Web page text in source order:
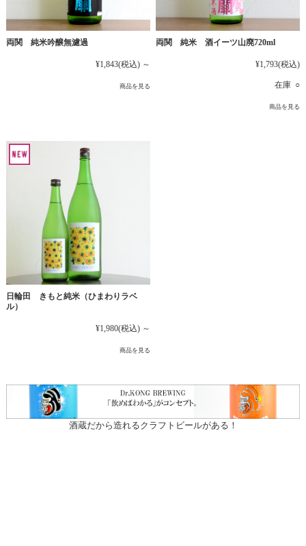
両関 純米吟醸無濾過
¥1,843(税込) ～
商品を見る
両関 純米 酒イーツ山廃720ml
¥1,793(税込)
在庫 ○
商品を見る
日輪田 きもと純米（ひまわりラベ
ル）
¥1,980(税込) ～
商品を見る
酒蔵だから造れるクラフトビールがある！